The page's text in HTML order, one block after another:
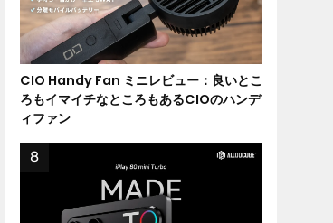
CIO Handy Fan ミニレビュー：良いとこ
ろもイマイチなところもあるCIOのハンデ
ィファン